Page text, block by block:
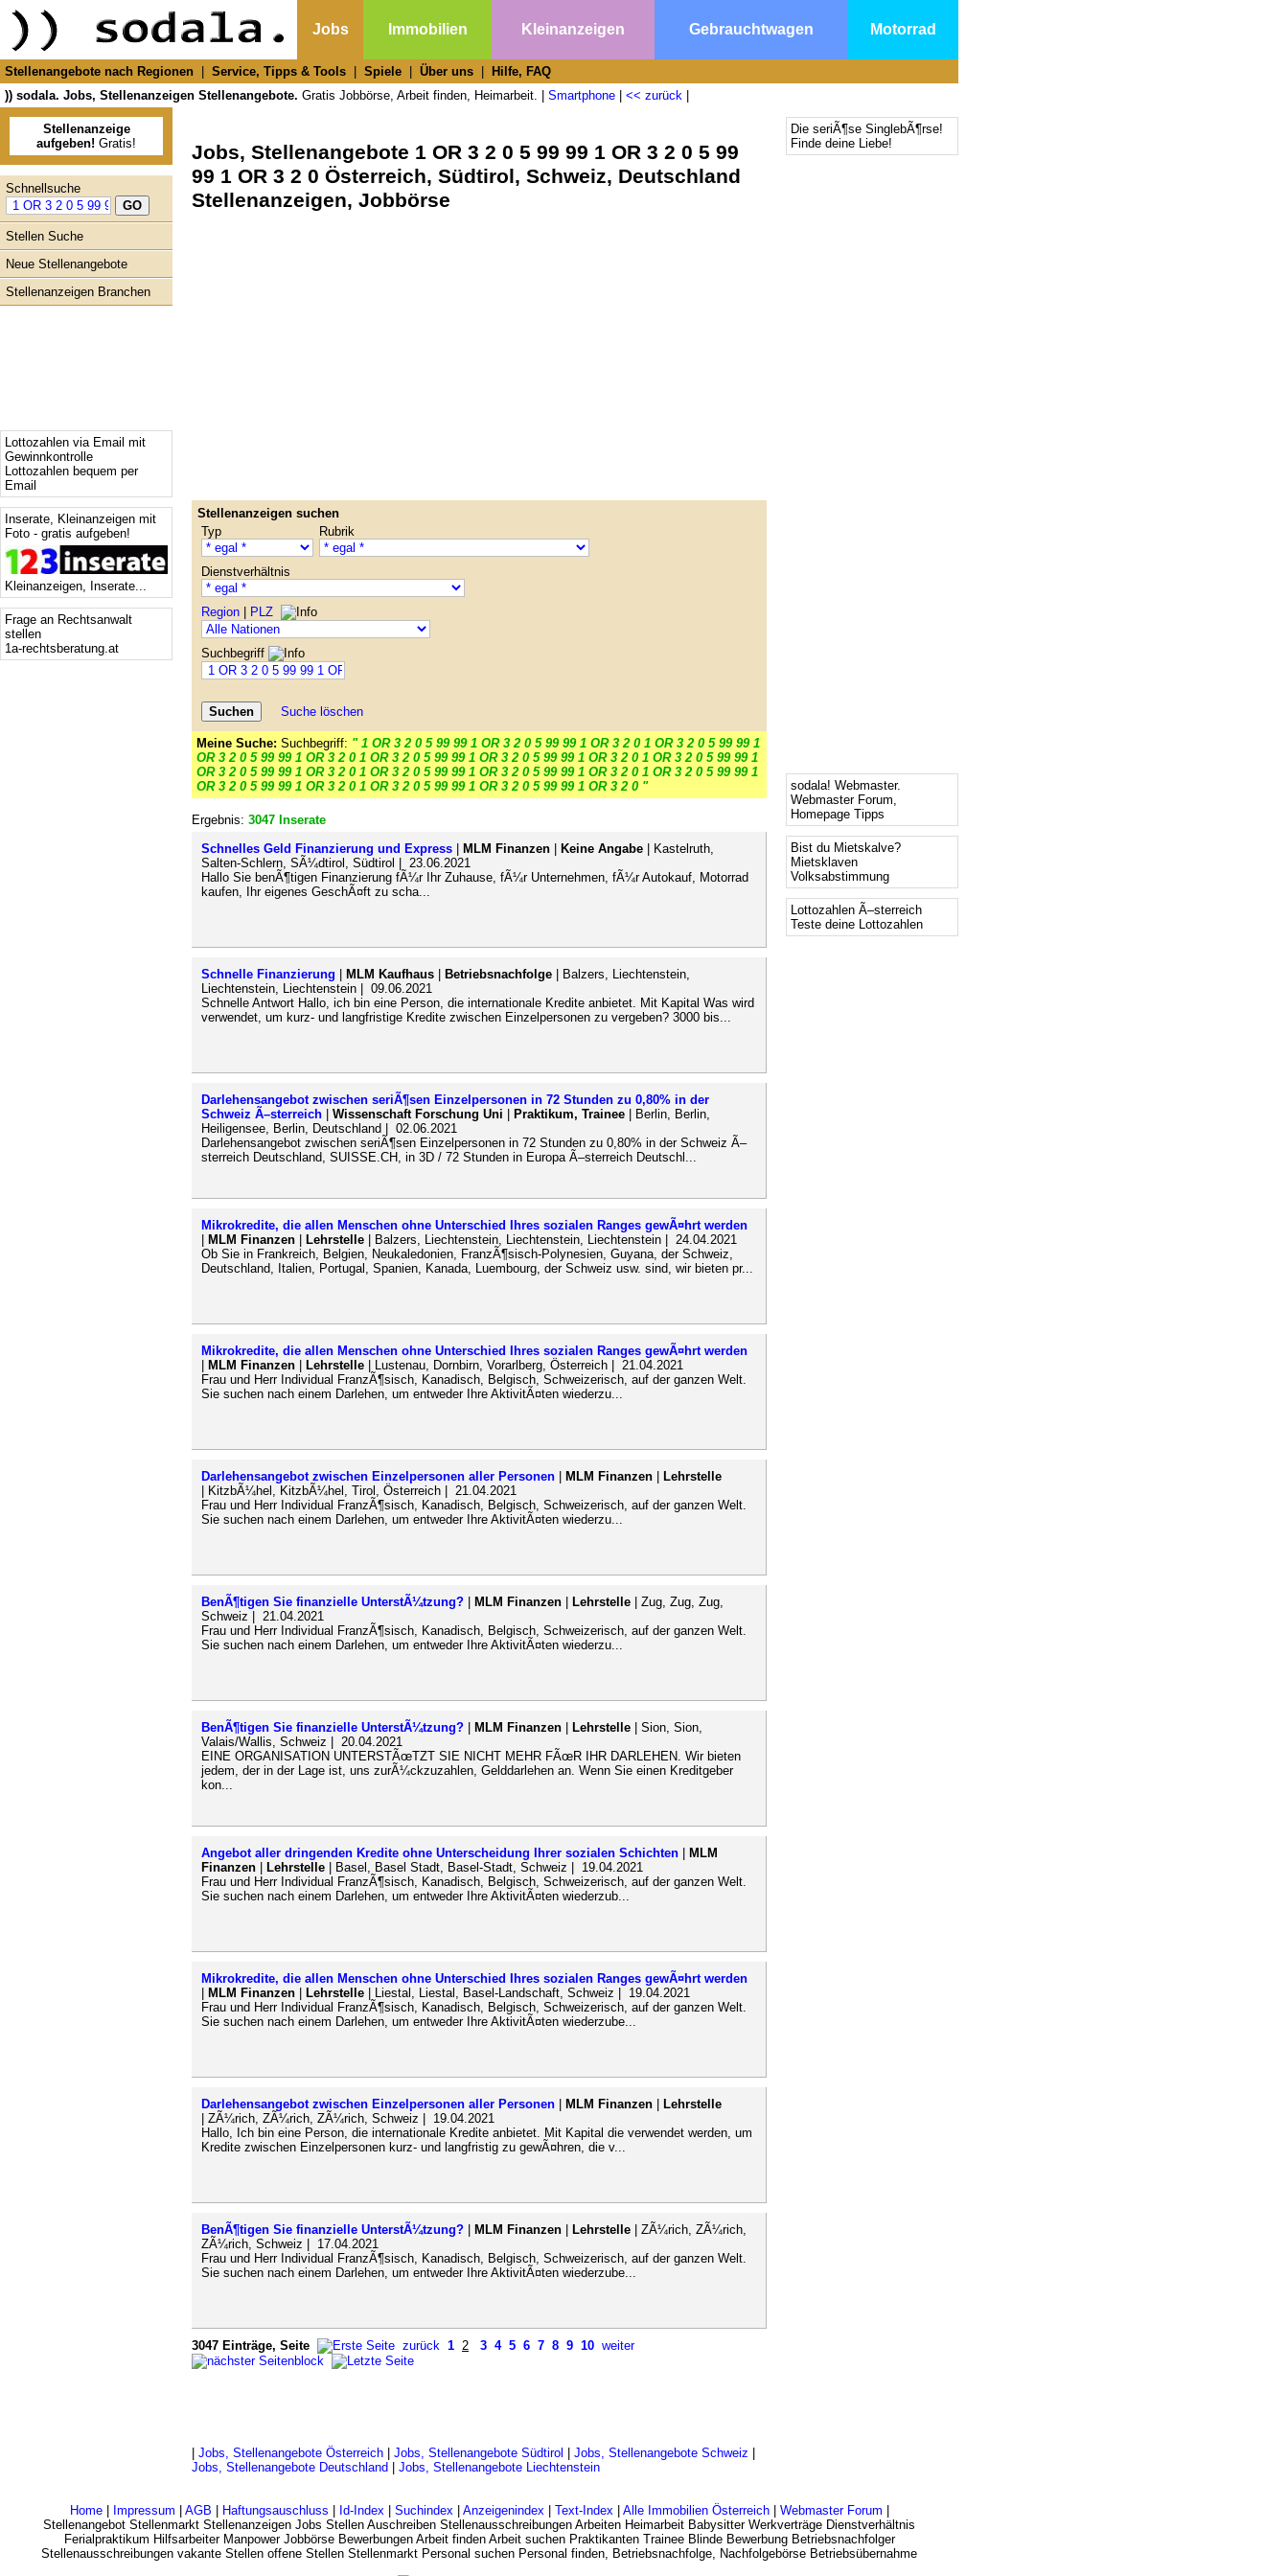
Jobs Immobilien Kleinanzeigen Gebrauchtwagen Motorrad
Stellenangebote nach Regionen Service, Tipps & Tools Spiele Über uns
Hilfe, FAQ
)) sodala. Jobs, Stellenanzeigen Stellenangebote. Gratis Jobbörse, Arbeit finden, Heimarbeit. | Smartphone << zurück
Stellenanzeige
aufgeben! Gratis!
Schnellsuche
Stellen Suche
Neue Stellenangebote
Stellenanzeigen Branchen
Lottozahlen via Email mit
Gewinnkontrolle
Lottozahlen bequem per
Email
Inserate, Kleinanzeigen mit
Foto - gratis aufgeben!
Kleinanzeigen, Inserate...
Frage an Rechtsanwalt
stellen
1a-rechtsberatung.at
Jobs, Stellenangebote 1 OR 3 2 0 5 99 99 1 OR 3 2 0 5 99
99 1 OR 3 2 0 Österreich, Südtirol, Schweiz, Deutschland
Stellenanzeigen, Jobbörse
Stellenanzeigen suchen
Typ
Rubrik
Dienstverhältnis
Region PLZ
Suchbegriff
Suche löschen
Meine Suche: Suchbegriff: " 1 OR 3 2 0 5 99 99 1 OR 3 2 0 5 99 99 1 OR 3 2 0 1 OR 3 2 0 5 99 99 1
OR 3 2 0 5 99 99 1 OR 3 2 0 1 OR 3 2 0 5 99 99 1 OR 3 2 0 5 99 99 1 OR 3 2 0 1 OR 3 2 0 5 99 99 1
OR 3 2 0 5 99 99 1 OR 3 2 0 1 OR 3 2 0 5 99 99 1 OR 3 2 0 5 99 99 1 OR 3 2 0 1 OR 3 2 0 5 99 99 1
OR 3 2 0 5 99 99 1 OR 3 2 0 1 OR 3 2 0 5 99 99 1 OR 3 2 0 5 99 99 1 OR 3 2 0 "
Ergebnis: 3047 Inserate
Schnelles Geld Finanzierung und Express
MLM Finanzen Keine Angabe | Kastelruth,
Salten-Schlern, SÃ¼dtirol, Südtirol | 23.06.2021
Hallo Sie benÃ¶tigen Finanzierung fÃ¼r Ihr Zuhause, fÃ¼r Unternehmen, fÃ¼r Autokauf, Motorrad
kaufen, Ihr eigenes GeschÃ¤ft zu scha...
Schnelle Finanzierung MLM Kaufhaus Betriebsnachfolge | Balzers, Liechtenstein,
Liechtenstein, Liechtenstein | 09.06.2021
Schnelle Antwort Hallo, ich bin eine Person, die internationale Kredite anbietet. Mit Kapital Was wird
verwendet, um kurz- und langfristige Kredite zwischen Einzelpersonen zu vergeben? 3000 bis...
Darlehensangebot zwischen seriÃ¶sen Einzelpersonen in 72 Stunden zu 0,80% in der
Schweiz Ã–sterreich
Wissenschaft Forschung Uni Praktikum, Trainee | Berlin, Berlin,
Heiligensee, Berlin, Deutschland | 02.06.2021
Darlehensangebot zwischen seriÃ¶sen Einzelpersonen in 72 Stunden zu 0,80% in der Schweiz Ã–
sterreich Deutschland, SUISSE.CH, in 3D / 72 Stunden in Europa Ã–sterreich Deutschl...
Mikrokredite, die allen Menschen ohne Unterschied Ihres sozialen Ranges gewÃ¤hrt werden
MLM Finanzen Lehrstelle | Balzers, Liechtenstein, Liechtenstein, Liechtenstein | 24.04.2021
Ob Sie in Frankreich, Belgien, Neukaledonien, FranzÃ¶sisch-Polynesien, Guyana, der Schweiz,
Deutschland, Italien, Portugal, Spanien, Kanada, Luembourg, der Schweiz usw. sind, wir bieten pr...
Mikrokredite, die allen Menschen ohne Unterschied Ihres sozialen Ranges gewÃ¤hrt werden
MLM Finanzen Lehrstelle | Lustenau, Dornbirn, Vorarlberg, Österreich | 21.04.2021
Frau und Herr Individual FranzÃ¶sisch, Kanadisch, Belgisch, Schweizerisch, auf der ganzen Welt.
Sie suchen nach einem Darlehen, um entweder Ihre AktivitÃ¤ten wiederzu...
Darlehensangebot zwischen Einzelpersonen aller Personen MLM Finanzen
Lehrstelle
| KitzbÃ¼hel, KitzbÃ¼hel, Tirol, Österreich | 21.04.2021
Frau und Herr Individual FranzÃ¶sisch, Kanadisch, Belgisch, Schweizerisch, auf der ganzen Welt.
Sie suchen nach einem Darlehen, um entweder Ihre AktivitÃ¤ten wiederzu...
BenÃ¶tigen Sie finanzielle UnterstÃ¼tzung? MLM Finanzen Lehrstelle | Zug, Zug, Zug,
Schweiz | 21.04.2021
Frau und Herr Individual FranzÃ¶sisch, Kanadisch, Belgisch, Schweizerisch, auf der ganzen Welt.
Sie suchen nach einem Darlehen, um entweder Ihre AktivitÃ¤ten wiederzu...
BenÃ¶tigen Sie finanzielle UnterstÃ¼tzung? MLM Finanzen Lehrstelle | Sion, Sion,
Valais/Wallis, Schweiz | 20.04.2021
EINE ORGANISATION UNTERSTÃœTZT SIE NICHT MEHR FÃœR IHR DARLEHEN. Wir bieten
jedem, der in der Lage ist, uns zurÃ¼ckzuzahlen, Gelddarlehen an. Wenn Sie einen Kreditgeber
kon...
Angebot aller dringenden Kredite ohne Unterscheidung Ihrer sozialen Schichten
MLM
Finanzen
Lehrstelle | Basel, Basel Stadt, Basel-Stadt, Schweiz | 19.04.2021
Frau und Herr Individual FranzÃ¶sisch, Kanadisch, Belgisch, Schweizerisch, auf der ganzen Welt.
Sie suchen nach einem Darlehen, um entweder Ihre AktivitÃ¤ten wiederzub...
Mikrokredite, die allen Menschen ohne Unterschied Ihres sozialen Ranges gewÃ¤hrt werden
MLM Finanzen Lehrstelle | Liestal, Liestal, Basel-Landschaft, Schweiz | 19.04.2021
Frau und Herr Individual FranzÃ¶sisch, Kanadisch, Belgisch, Schweizerisch, auf der ganzen Welt.
Sie suchen nach einem Darlehen, um entweder Ihre AktivitÃ¤ten wiederzube...
Darlehensangebot zwischen Einzelpersonen aller Personen MLM Finanzen
Lehrstelle
| ZÃ¼rich, ZÃ¼rich, ZÃ¼rich, Schweiz | 19.04.2021
Hallo, Ich bin eine Person, die internationale Kredite anbietet. Mit Kapital die verwendet werden, um
Kredite zwischen Einzelpersonen kurz- und langfristig zu gewÃ¤hren, die v...
BenÃ¶tigen Sie finanzielle UnterstÃ¼tzung? MLM Finanzen Lehrstelle | ZÃ¼rich, ZÃ¼rich,
ZÃ¼rich, Schweiz | 17.04.2021
Frau und Herr Individual FranzÃ¶sisch, Kanadisch, Belgisch, Schweizerisch, auf der ganzen Welt.
Sie suchen nach einem Darlehen, um entweder Ihre AktivitÃ¤ten wiederzube...
3047 Einträge, Seite zurück 1 2 3 4 5 6 7 8 9 10 weiter
Jobs, Stellenangebote Österreich Jobs, Stellenangebote Südtirol Jobs, Stellenangebote Schweiz
Jobs, Stellenangebote Deutschland
Jobs, Stellenangebote Liechtenstein
Die seriÃ¶se SinglebÃ¶rse!
Finde deine Liebe!
sodala! Webmaster.
Webmaster Forum,
Homepage Tipps
Bist du Mietskalve?
Mietsklaven
Volksabstimmung
Lottozahlen Ã–sterreich
Teste deine Lottozahlen
Home| Impressum AGB Haftungsauschluss Id-Index| Suchindex| Anzeigenindex| Text-Index| Alle Immobilien Österreich| Webmaster Forum
Stellenangebot Stellenmarkt Stellenanzeigen Jobs Stellen Auschreiben Stellenausschreibungen Arbeiten Heimarbeit Babysitter Werkverträge Dienstverhältnis
Ferialpraktikum Hilfsarbeiter Manpower Jobbörse Bewerbungen Arbeit finden Arbeit suchen Praktikanten Trainee Blinde Bewerbung Betriebsnachfolger
Stellenausschreibungen vakante Stellen offene Stellen Stellenmarkt Personal suchen Personal finden, Betriebsnachfolge, Nachfolgebörse Betriebsübernahme